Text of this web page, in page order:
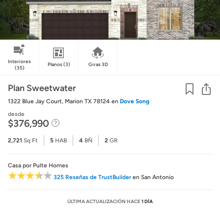
Interiores
(35)
Planos(3) Giras 3D
Plan Sweetwater
1322 Blue Jay Court, Marion TX 78124 en Dove Song
desde
$376,990
2,721 Sq Ft 5 HAB 4 BÑ 2 GR
Casa por Pulte Homes
325 Reseñas de TrustBuilderen San Antonio
ÚLTIMA ACTUALIZACIÓN HACE1 DÍA